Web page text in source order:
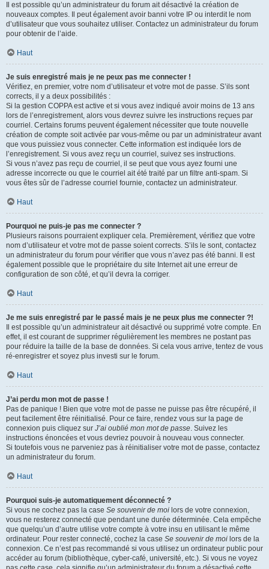
Il est possible qu’un administrateur du forum ait désactivé la création de
nouveaux comptes. Il peut également avoir banni votre IP ou interdit le nom
d’utilisateur que vous souhaitez utiliser. Contactez un administrateur du forum
pour obtenir de l’aide.
Haut
Je suis enregistré mais je ne peux pas me connecter !
Vérifiez, en premier, votre nom d’utilisateur et votre mot de passe. S’ils sont
corrects, il y a deux possibilités :
Si la gestion COPPA est active et si vous avez indiqué avoir moins de 13 ans
lors de l’enregistrement, alors vous devrez suivre les instructions reçues par
courriel. Certains forums peuvent également nécessiter que toute nouvelle
création de compte soit activée par vous-même ou par un administrateur avant
que vous puissiez vous connecter. Cette information est indiquée lors de
l’enregistrement. Si vous avez reçu un courriel, suivez ses instructions.
Si vous n’avez pas reçu de courriel, il se peut que vous ayez fourni une
adresse incorrecte ou que le courriel ait été traité par un filtre anti-spam. Si
vous êtes sûr de l’adresse courriel fournie, contactez un administrateur.
Haut
Pourquoi ne puis-je pas me connecter ?
Plusieurs raisons pourraient expliquer cela. Premièrement, vérifiez que votre
nom d’utilisateur et votre mot de passe soient corrects. S’ils le sont, contactez
un administrateur du forum pour vérifier que vous n’avez pas été banni. Il est
également possible que le propriétaire du site Internet ait une erreur de
configuration de son côté, et qu’il devra la corriger.
Haut
Je me suis enregistré par le passé mais je ne peux plus me connecter ?!
Il est possible qu’un administrateur ait désactivé ou supprimé votre compte. En
effet, il est courant de supprimer régulièrement les membres ne postant pas
pour réduire la taille de la base de données. Si cela vous arrive, tentez de vous
ré-enregistrer et soyez plus investi sur le forum.
Haut
J’ai perdu mon mot de passe !
Pas de panique ! Bien que votre mot de passe ne puisse pas être récupéré, il
peut facilement être réinitialisé. Pour ce faire, rendez vous sur la page de
connexion puis cliquez sur J’ai oublié mon mot de passe. Suivez les
instructions énoncées et vous devriez pouvoir à nouveau vous connecter.
Si toutefois vous ne parveniez pas à réinitialiser votre mot de passe, contactez
un administrateur du forum.
Haut
Pourquoi suis-je automatiquement déconnecté ?
Si vous ne cochez pas la case Se souvenir de moi lors de votre connexion,
vous ne resterez connecté que pendant une durée déterminée. Cela empêche
que quelqu’un d’autre utilise votre compte à votre insu en utilisant le même
ordinateur. Pour rester connecté, cochez la case Se souvenir de moi lors de la
connexion. Ce n’est pas recommandé si vous utilisez un ordinateur public pour
accéder au forum (bibliothèque, cyber-café, université, etc.). Si vous ne voyez